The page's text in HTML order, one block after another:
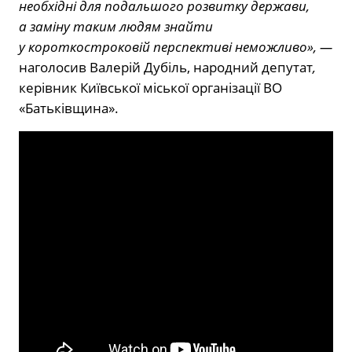
необхідні для подальшого розвитку держави,
а заміну таким людям знайти
у короткостроковій перспективі неможливо», —
наголосив Валерій Дубіль, народний депутат,
керівник Київської міської організації ВО
«Батьківщина».